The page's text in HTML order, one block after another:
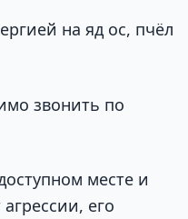
на яд ос, пчёл
звонить по
месте и
его